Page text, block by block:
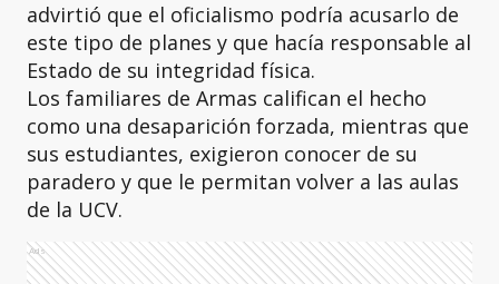
advirtió que el oficialismo podría acusarlo de
este tipo de planes y que hacía responsable al
Estado de su integridad física.
Los familiares de Armas califican el hecho
como una desaparición forzada, mientras que
sus estudiantes, exigieron conocer de su
paradero y que le permitan volver a las aulas
de la UCV.
Ads